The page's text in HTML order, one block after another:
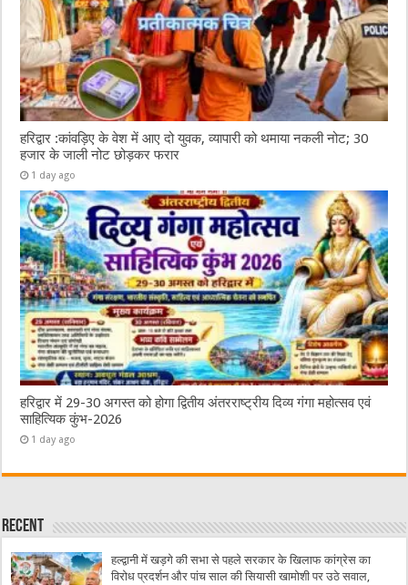
हरिद्वार :कांवड़िए के वेश में आए दो युवक, व्यापारी को थमाया नकली नोट; 30
हजार के जाली नोट छोड़कर फरार
1 day ago
हरिद्वार में 29-30 अगस्त को होगा द्वितीय अंतरराष्ट्रीय दिव्य गंगा महोत्सव एवं
साहित्यिक कुंभ-2026
1 day ago
Recent
हल्द्वानी में खड़गे की सभा से पहले सरकार के खिलाफ कांग्रेस का
विरोध प्रदर्शन और पांच साल की सियासी खामोशी पर उठे सवाल,